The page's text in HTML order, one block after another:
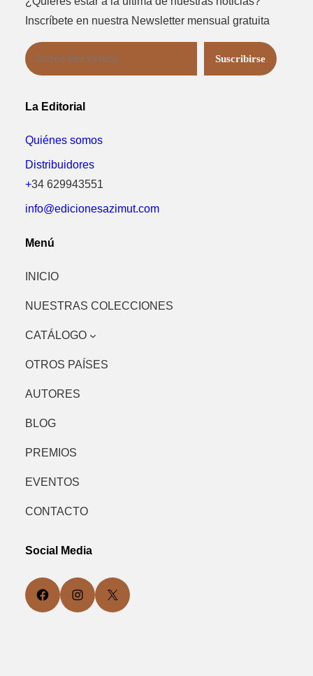
Inscríbete en nuestra Newsletter mensual gratuita
La Editorial
Quiénes somos
Distribuidores
+34 629943551
info@edicionesazimut.com
Menú
INICIO
NUESTRAS COLECCIONES
CATÁLOGO
OTROS PAÍSES
AUTORES
BLOG
PREMIOS
EVENTOS
CONTACTO
Social Media
Facebook Instagram X